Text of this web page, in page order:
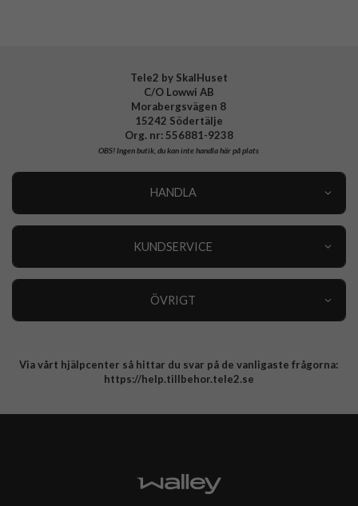
Tele2 by SkalHuset
C/O Lowwi AB
Morabergsvägen 8
15242 Södertälje
Org. nr: 556881-9238
OBS!Ingen butik, du kan inte handla här på plats
HANDLA
KUNDSERVICE
ÖVRIGT
Integritetspolicy
Via vårt hjälpcenter så hittar du svar på de vanligaste frågorna:
https://help.tillbehor.tele2.se